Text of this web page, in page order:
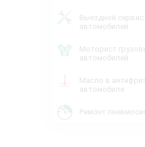
Выездной
автомобилей
Моторист
автомобилей
Масло в
автомобиля
Ремонт